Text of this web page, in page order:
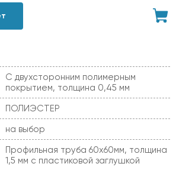
С двухсторонним полимерным
покрытием, толщина 0,45 мм
ПОЛИЭСТЕР
на выбор
Профильная труба 60х60мм, толщина
1,5 мм с пластиковой заглушкой